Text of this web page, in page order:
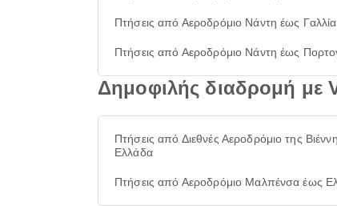
Πτήσεις από Αεροδρόμιο Νάντη έως Γαλλία
Πτήσεις από Αεροδρόμιο Νάντη έως
Δημοφιλής διαδρομή με
Πτήσεις από Διεθνές Αεροδρόμιο της
Ελλάδα
Πτήσεις από Αεροδρόμιο Μαλπένσα έως